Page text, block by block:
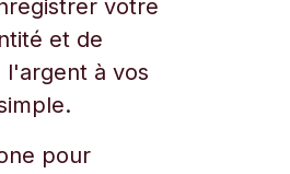
votre
et de
à vos
pour